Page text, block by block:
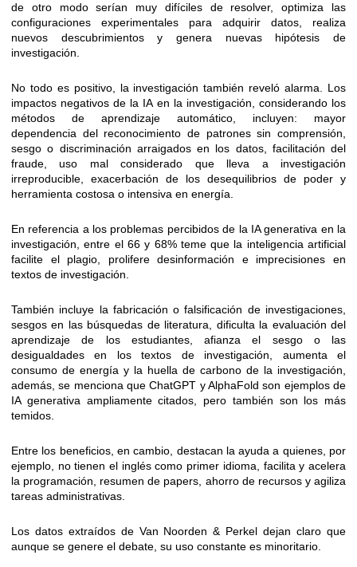
de otro modo serían muy difíciles de resolver, optimiza las
configuraciones experimentales para adquirir datos, realiza
nuevos descubrimientos y genera nuevas hipótesis de
investigación.
No todo es positivo, la investigación también reveló alarma. Los
impactos negativos de la IA en la investigación, considerando los
métodos de aprendizaje automático, incluyen: mayor
dependencia del reconocimiento de patrones sin comprensión,
sesgo o discriminación arraigados en los datos, facilitación del
fraude, uso mal considerado que lleva a investigación
irreproducible, exacerbación de los desequilibrios de poder y
herramienta costosa o intensiva en energía.
En referencia a los problemas percibidos de la IA generativa en la
investigación, entre el 66 y 68% teme que la inteligencia artificial
facilite el plagio, prolifere desinformación e imprecisiones en
textos de investigación.
También incluye la fabricación o falsificación de investigaciones,
sesgos en las búsquedas de literatura, dificulta la evaluación del
aprendizaje de los estudiantes, afianza el sesgo o las
desigualdades en los textos de investigación, aumenta el
consumo de energía y la huella de carbono de la investigación,
además, se menciona que ChatGPT y AlphaFold son ejemplos de
IA generativa ampliamente citados, pero también son los más
temidos.
Entre los beneficios, en cambio, destacan la ayuda a quienes, por
ejemplo, no tienen el inglés como primer idioma, facilita y acelera
la programación, resumen de papers, ahorro de recursos y agiliza
tareas administrativas.
Los datos extraídos de Van Noorden & Perkel dejan claro que
aunque se genere el debate, su uso constante es minoritario.